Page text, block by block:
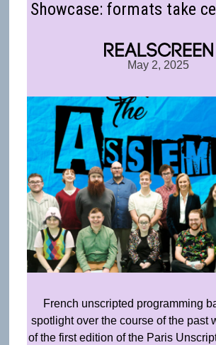
Showcase: formats take
May 2, 2025
French unscripted programming
spotlight over the course of the past
of the first edition of the Paris